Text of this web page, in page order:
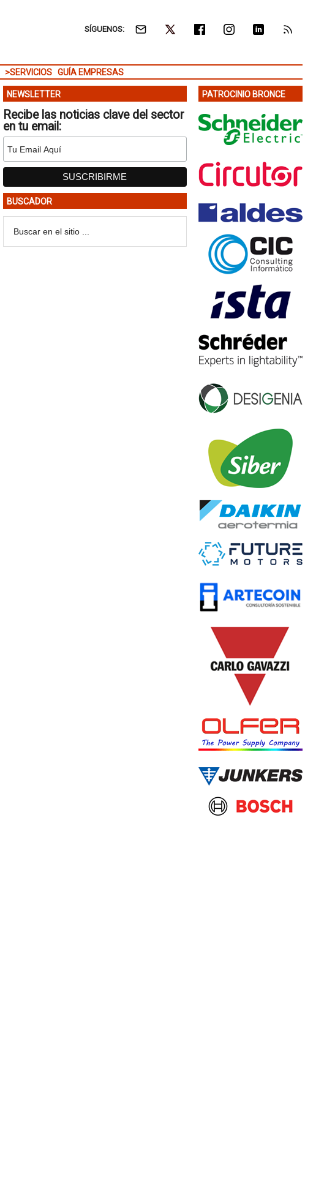
SÍGUENOS:
>SERVICIOS GUÍA EMPRESAS
NEWSLETTER
Recibe las noticias clave del sector
en tu email:
BUSCADOR
PATROCINIO BRONCE